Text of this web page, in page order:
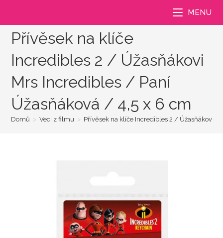
obsahu
MENU
Přívěsek na klíče
Incredibles 2 / Úžasňákovi
Mrs Incredibles / Paní
Úžasňáková / 4,5 x 6 cm
Domů > Veci z filmu > Přívěsek na klíče Incredibles 2 / Úžasňákovi